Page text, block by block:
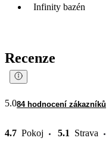
Infinity bazén
Recenze
5.084 hodnocení zákazníků
4.7 Pokoj 5.1 Strava